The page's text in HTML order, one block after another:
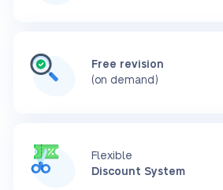
Free revision
(on demand)
Flexible
Discount System